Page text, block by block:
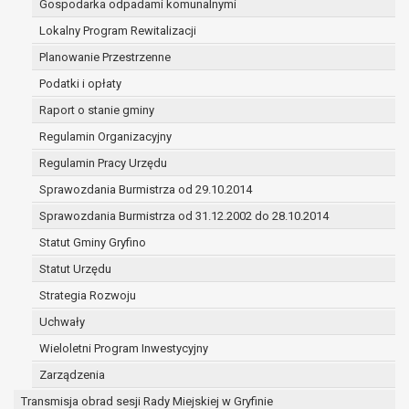
Gospodarka odpadami komunalnymi
Lokalny Program Rewitalizacji
Planowanie Przestrzenne
Podatki i opłaty
Raport o stanie gminy
Regulamin Organizacyjny
Regulamin Pracy Urzędu
Sprawozdania Burmistrza od 29.10.2014
Sprawozdania Burmistrza od 31.12.2002 do 28.10.2014
Statut Gminy Gryfino
Statut Urzędu
Strategia Rozwoju
Uchwały
Wieloletni Program Inwestycyjny
Zarządzenia
Transmisja obrad sesji Rady Miejskiej w Gryfinie
(merytorycznych), a także obowiązków i
zadań zleconych przez instytucje
nadrzędne wobec Gminy;
zawarcia i realizacji umów;
ochrony żywotnych interesów osoby, której
dane dotyczą, lub innej osoby fizycznej;
wykonania zadania realizowanego w
interesie publicznym lub w ramach
sprawowania władzy publicznej
powierzonej administratorowi;
w pozostałych przypadkach dane osobowe
przetwarzane są wyłącznie na podstawie
wcześniej udzielonej zgody w zakresie i celu
określonym w treści zgody.
W związku z przetwarzaniem danych w celu
wskazanym w pkt. 3, dane osobowe mogą być
udostępniane innym upoważnionym odbiorcom lub
kategoriom odbiorców danych osobowych.
Odbiorcami mogą być:
podmioty, które przetwarzają dane